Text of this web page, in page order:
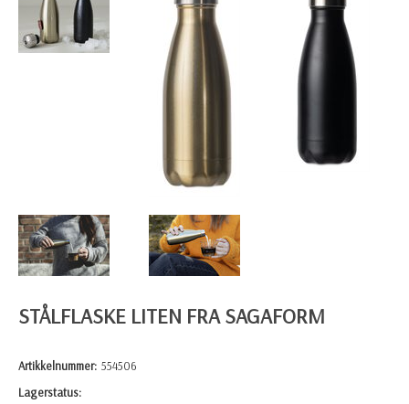
STÅLFLASKE LITEN FRA SAGAFORM
Artikkelnummer: 554506
Lagerstatus: